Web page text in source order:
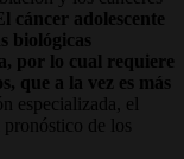
cáncer adolescente
biológicas
por lo cual requiere
que a la vez es más
especializada, el
de los